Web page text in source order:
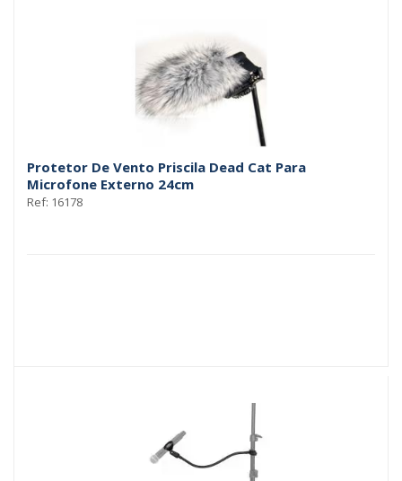
Protetor De Vento Priscila Dead Cat Para
Microfone Externo 24cm
Ref: 16178